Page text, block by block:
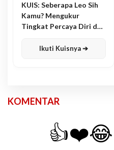
KUIS: Seberapa Leo Sih
Kamu? Mengukur
Tingkat Percaya Diri dan
Ikuti Kuisnya ➔
KOMENTAR
👍❤️😂